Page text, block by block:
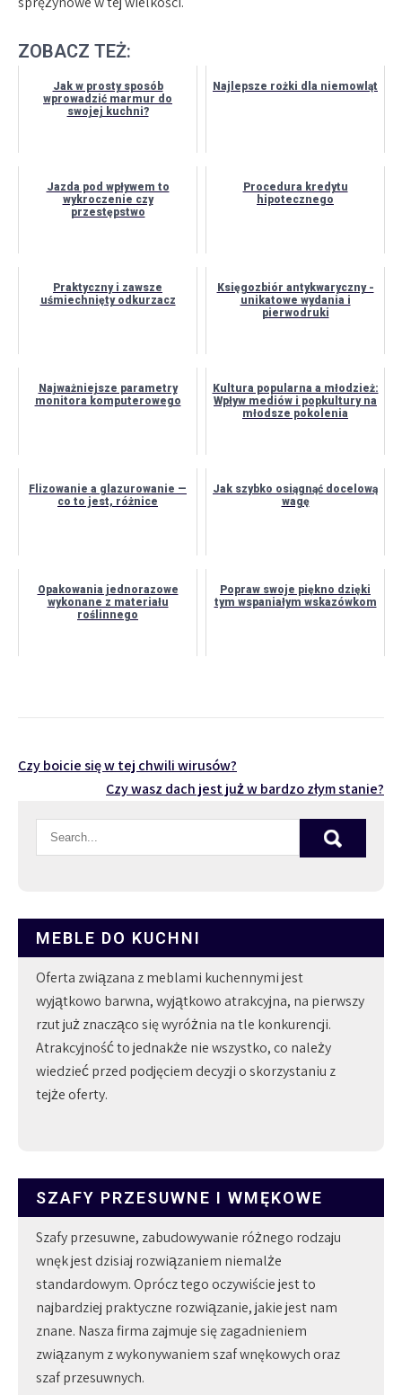
ZOBACZ TEŻ:
Jak w prosty sposób
wprowadzić marmur do
swojej kuchni?
Najlepsze rożki dla niemowląt
Jazda pod wpływem to
wykroczenie czy
przestępstwo
Procedura kredytu
hipotecznego
Praktyczny i zawsze
uśmiechnięty odkurzacz
Księgozbiór antykwaryczny -
unikatowe wydania i
pierwodruki
Najważniejsze parametry
monitora komputerowego
Kultura popularna a młodzież:
Wpływ mediów i popkultury na
młodsze pokolenia
Flizowanie a glazurowanie —
co to jest, różnice
Jak szybko osiągnąć docelową
wagę
Opakowania jednorazowe
wykonane z materiału
roślinnego
Popraw swoje piękno dzięki
tym wspaniałym wskazówkom
Nawigacja
Czy boicie się w tej chwili wirusów?
Czy wasz dach jest już w bardzo złym stanie?
MEBLE DO KUCHNI
Oferta związana z meblami kuchennymi jest
wyjątkowo barwna, wyjątkowo atrakcyjna, na pierwszy
rzut już znacząco się wyróżnia na tle konkurencji.
Atrakcyjność to jednakże nie wszystko, co należy
wiedzieć przed podjęciem decyzji o skorzystaniu z
tejże oferty.
SZAFY PRZESUWNE I WMĘKOWE
Szafy przesuwne, zabudowywanie różnego rodzaju
wnęk jest dzisiaj rozwiązaniem niemalże
standardowym. Oprócz tego oczywiście jest to
najbardziej praktyczne rozwiązanie, jakie jest nam
znane. Nasza firma zajmuje się zagadnieniem
związanym z wykonywaniem szaf wnękowych oraz
szaf przesuwnych.